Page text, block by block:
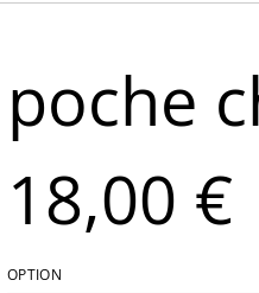
poche
18,00 €
OPTION